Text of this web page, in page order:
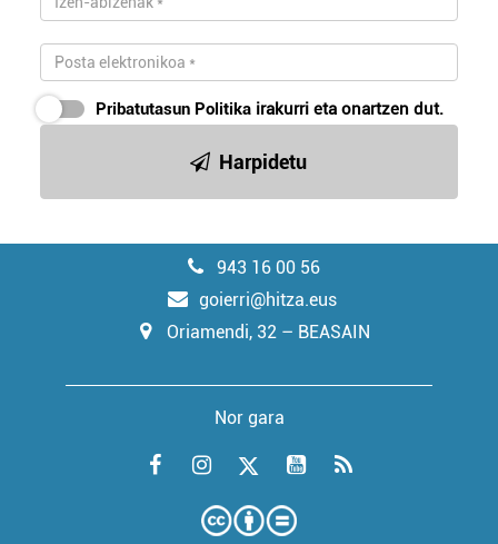
Pribatutasun Politika irakurri eta onartzen dut.
Harpidetu
943 16 00 56
goierri@hitza.eus
Oriamendi, 32 – BEASAIN
Nor gara